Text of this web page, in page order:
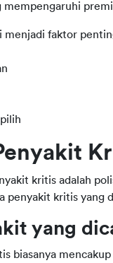
mempengaruhi
menjadi faktor
kritis adalah
penyakit kritis yang
yang
biasanya